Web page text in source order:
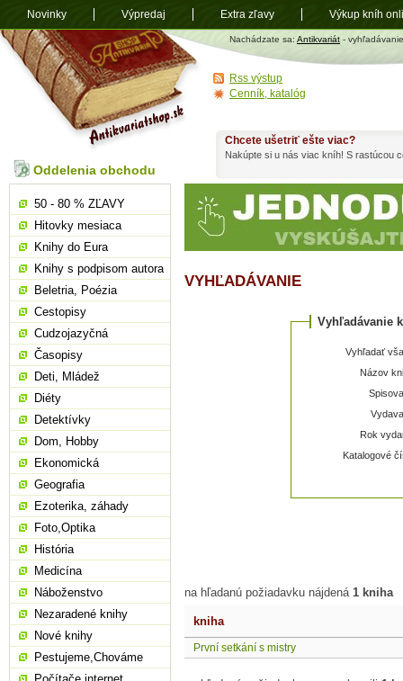
Antikvariát
shop.sk
Nachádzate sa: Antikvariát - vyhľadávanie
VYHĽADÁVANIE
Vyhľadávanie
Vyhľadať
Názov
Rok
Katalogové
na hľadanú požiadavku nájdená 1 kniha
kniha
První setkání s mistry
Chcete ušetriť ešte viac?
Nakúpte si u nás viac kníh! S rastúcou
Oddelenia obchodu
50 - 80 % ZĽAVY
Hitovky mesiaca
Knihy do Eura
Knihy s podpisom autora
Beletria, Poézia
Cestopisy
Cudzojazyčná
Časopisy
Deti, Mládež
Diéty
Detektívky
Dom, Hobby
Ekonomická
Geografia
Ezoterika, záhady
Foto,Optika
História
Medicína
Náboženstvo
Nezaradené knihy
Nové knihy
Pestujeme,Chováme
Rss výstup
Cenník, katalóg
Novinky Výpredaj Extra zľavy Výkup kníh